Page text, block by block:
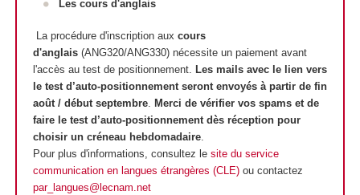
Les cours d'anglais
La procédure d'inscription aux cours
d'anglais (ANG320/ANG330) nécessite un paiement avant
l'accès au test de positionnement. Les mails avec le lien vers
le test d’auto-positionnement seront envoyés à partir de fin
août / début septembre. Merci de vérifier vos spams et de
faire le test d’auto-positionnement dès réception pour
choisir un créneau hebdomadaire.
Pour plus d'informations, consultez le site du service
communication en langues étrangères (CLE)ou contactez
par_langues@lecnam.net